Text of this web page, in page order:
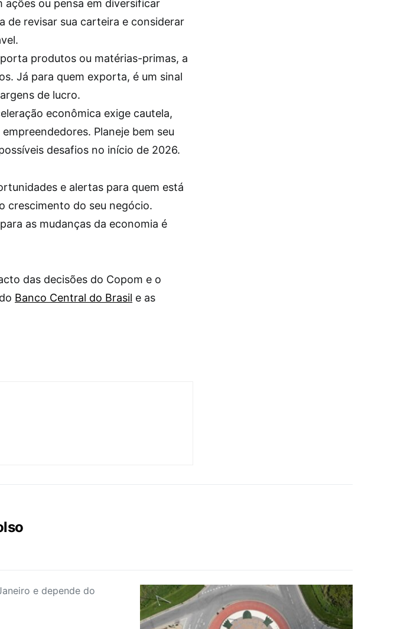
ações ou pensa em diversificar
de revisar sua carteira e considerar
produtos ou matérias-primas, a
Já para quem exporta, é um sinal
de lucro.
econômica exige cautela,
Planeje bem seu
desafios no início de 2026.
e alertas para quem está
crescimento do seu negócio.
as mudanças da economia é
das decisões do Copom e o
Banco Central do Brasil e as
e depende do